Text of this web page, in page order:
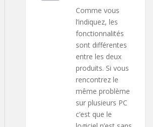
Comme vous
l’indiquez, les
fonctionnalités
sont différentes
entre les deux
produits. Si vous
rencontrez le
même problème
sur plusieurs PC
c’est que le